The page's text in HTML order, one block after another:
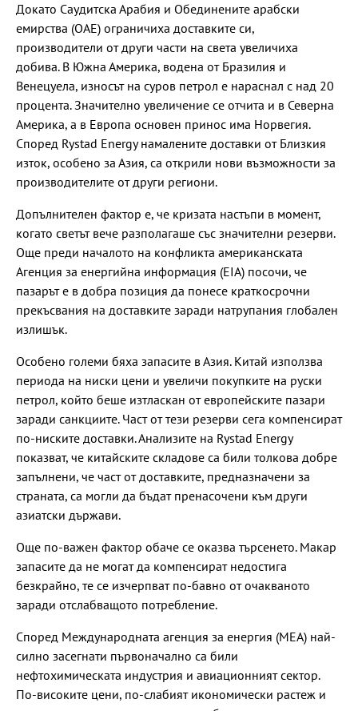
Докато Саудитска Арабия и Обединените арабски
емирства (ОАЕ) ограничиха доставките си,
производители от други части на света увеличиха
добива. В Южна Америка, водена от Бразилия и
Венецуела, износът на суров петрол е нараснал с над 20
процента. Значително увеличение се отчита и в Северна
Америка, а в Европа основен принос има Норвегия.
Според Rystad Energy намалените доставки от Близкия
изток, особено за Азия, са открили нови възможности за
производителите от други региони.
Допълнителен фактор е, че кризата настъпи в момент,
когато светът вече разполагаше със значителни резерви.
Още преди началото на конфликта американската
Агенция за енергийна информация (EIA) посочи, че
пазарът е в добра позиция да понесе краткосрочни
прекъсвания на доставките заради натрупания глобален
излишък.
Особено големи бяха запасите в Азия. Китай използва
периода на ниски цени и увеличи покупките на руски
петрол, който беше изтласкан от европейските пазари
заради санкциите. Част от тези резерви сега компенсират
по-ниските доставки. Анализите на Rystad Energy
показват, че китайските складове са били толкова добре
запълнени, че част от доставките, предназначени за
страната, са могли да бъдат пренасочени към други
азиатски държави.
Още по-важен фактор обаче се оказва търсенето. Макар
запасите да не могат да компенсират недостига
безкрайно, те се изчерпват по-бавно от очакваното
заради отслабващото потребление.
Според Международната агенция за енергия (МЕА) най-
силно засегнати първоначално са били
нефтохимическата индустрия и авиационният сектор.
По-високите цени, по-слабият икономически растеж и